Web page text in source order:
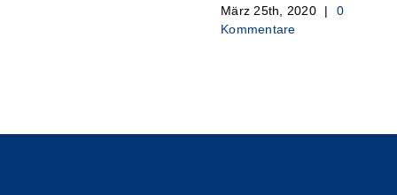
März 25th, 2020 |
0
Kommentare